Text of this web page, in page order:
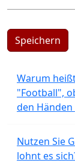
Speichern
Warum
"Football",
den
Nutzen Sie
lohnt es